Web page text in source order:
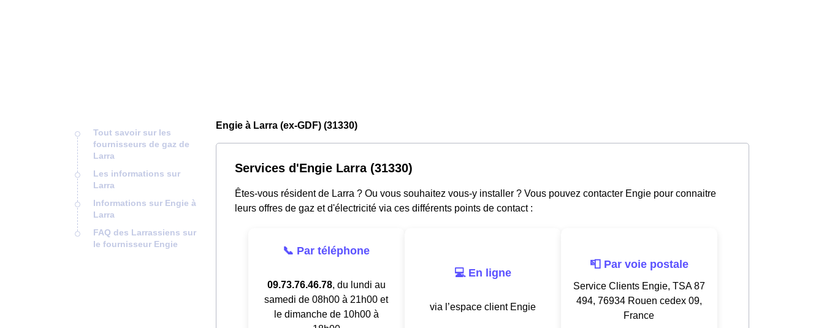
Tout savoir sur les
fournisseurs de gaz de
Larra
Les informations sur
Larra
Informations sur Engie à
Larra
FAQ des Larrassiens sur
le fournisseur Engie
Engie à Larra (ex-GDF) (31330)
Services d'Engie Larra (31330)
Êtes-vous résident de Larra ? Ou vous souhaitez vous-y installer ? Vous pouvez contacter Engie pour connaitre
leurs offres de gaz et d'électricité via ces différents points de contact :
📞 Par téléphone
09.73.76.46.78, du lundi au
samedi de 08h00 à 21h00 et
le dimanche de 10h00 à
💻 En ligne
via l’espace client Engie
📮 Par voie postale
Service Clients Engie, TSA 87
494, 76934 Rouen cedex 09,
France